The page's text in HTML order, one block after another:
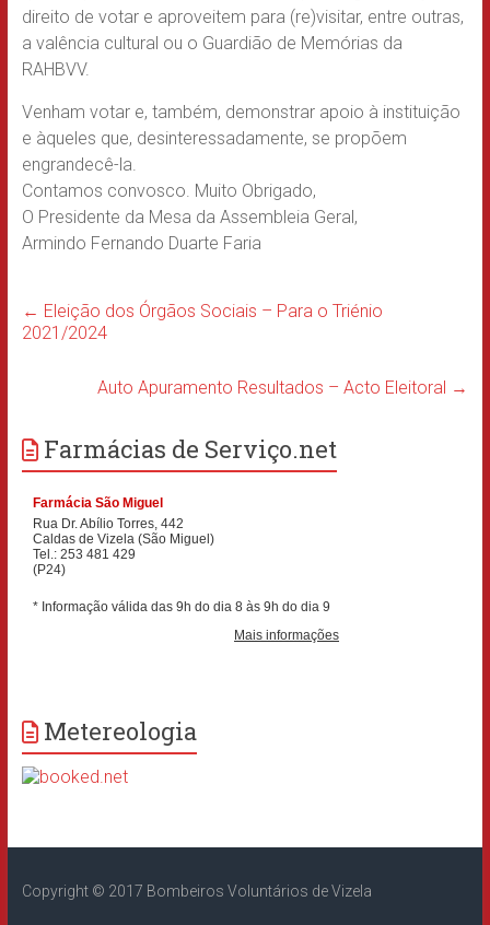
direito de votar e aproveitem para (re)visitar, entre outras,
a valência cultural ou o Guardião de Memórias da
RAHBVV.
Venham votar e, também, demonstrar apoio à instituição
e àqueles que, desinteressadamente, se propõem
engrandecê-la.
Contamos convosco. Muito Obrigado,
O Presidente da Mesa da Assembleia Geral,
Armindo Fernando Duarte Faria
← Eleição dos Órgãos Sociais – Para o Triénio
2021/2024
Auto Apuramento Resultados – Acto Eleitoral →
Farmácias de Serviço.net
Metereologia
Copyright © 2017 Bombeiros Voluntários de Vizela